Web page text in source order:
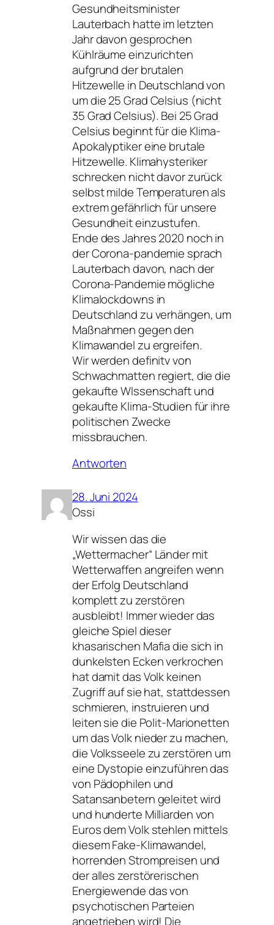
Gesundheitsminister
Lauterbach hatte im letzten
Jahr davon gesprochen
Kühlräume einzurichten
aufgrund der brutalen
Hitzewelle in Deutschland von
um die 25 Grad Celsius (nicht
35 Grad Celsius). Bei 25 Grad
Celsius beginnt für die Klima-
Apokalyptiker eine brutale
Hitzewelle. Klimahysteriker
schrecken nicht davor zurück
selbst milde Temperaturen als
extrem gefährlich für unsere
Gesundheit einzustufen.
Ende des Jahres 2020 noch in
der Corona-pandemie sprach
Lauterbach davon, nach der
Corona-Pandemie mögliche
Klimalockdowns in
Deutschland zu verhängen, um
Maßnahmen gegen den
Klimawandel zu ergreifen.
Wir werden definitv von
Schwachmatten regiert, die die
gekaufte WIssenschaft und
gekaufte Klima-Studien für ihre
politischen Zwecke
missbrauchen.
Antworten
28. Juni 2024
Ossi
Wir wissen das die
„Wettermacher“ Länder mit
Wetterwaffen angreifen wenn
der Erfolg Deutschland
komplett zu zerstören
ausbleibt! Immer wieder das
gleiche Spiel dieser
khasarischen Mafia die sich in
dunkelsten Ecken verkrochen
hat damit das Volk keinen
Zugriff auf sie hat, stattdessen
schmieren, instruieren und
leiten sie die Polit-Marionetten
um das Volk nieder zu machen,
die Volksseele zu zerstören um
eine Dystopie einzuführen das
von Pädophilen und
Satansanbetern geleitet wird
und hunderte Milliarden von
Euros dem Volk stehlen mittels
diesem Fake-Klimawandel,
horrenden Strompreisen und
der alles zerstörerischen
Energiewende das von
psychotischen Parteien
angetrieben wird! Die